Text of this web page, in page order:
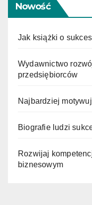
Nowość
Jak książki o
Wydawnictwo
przedsiębiorców
Najbardziej
Biografie ludzi
Rozwijaj
biznesowym